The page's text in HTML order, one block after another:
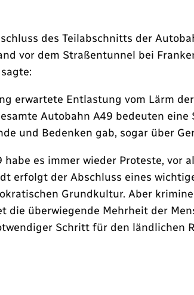
des Teilabschnitts der
vor dem Straßentunnel bei
erwartete Entlastung vom Lärm
Autobahn A49 bedeuten
und Bedenken gab, sogar über
es immer wieder Proteste, vor
erfolgt der Abschluss eines
Grundkultur. Aber
die überwiegende Mehrheit der
Schritt für den ländlichen